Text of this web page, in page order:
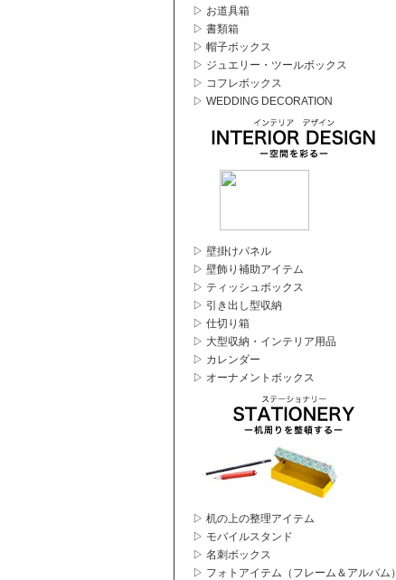
▷ お道具箱
▷ 書類箱
▷ 帽子ボックス
▷ ジュエリー・ツールボックス
▷ コフレボックス
▷ WEDDING DECORATION
▷ 壁掛けパネル
▷ 壁飾り補助アイテム
▷ ティッシュボックス
▷ 引き出し型収納
▷ 仕切り箱
▷ 大型収納・インテリア用品
▷ カレンダー
▷ オーナメントボックス
▷ 机の上の整理アイテム
▷ モバイルスタンド
▷ 名刺ボックス
▷ フォトアイテム（フレーム＆アルバム）